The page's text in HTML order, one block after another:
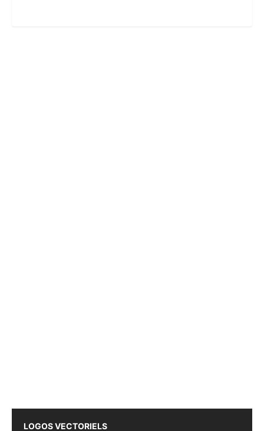
LOGOS VECTORIELS